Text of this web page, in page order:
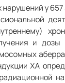
у
и дозы
ХА